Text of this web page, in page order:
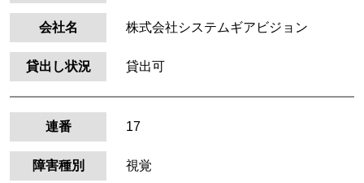
会社名 株式会社システムギアビジョン
貸出し状況 貸出可
連番 17
障害種別 視覚